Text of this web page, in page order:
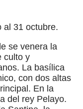
al 31 octubre.
se venera la
culto y
La basílica
con dos altas
En la
del rey Pelayo.